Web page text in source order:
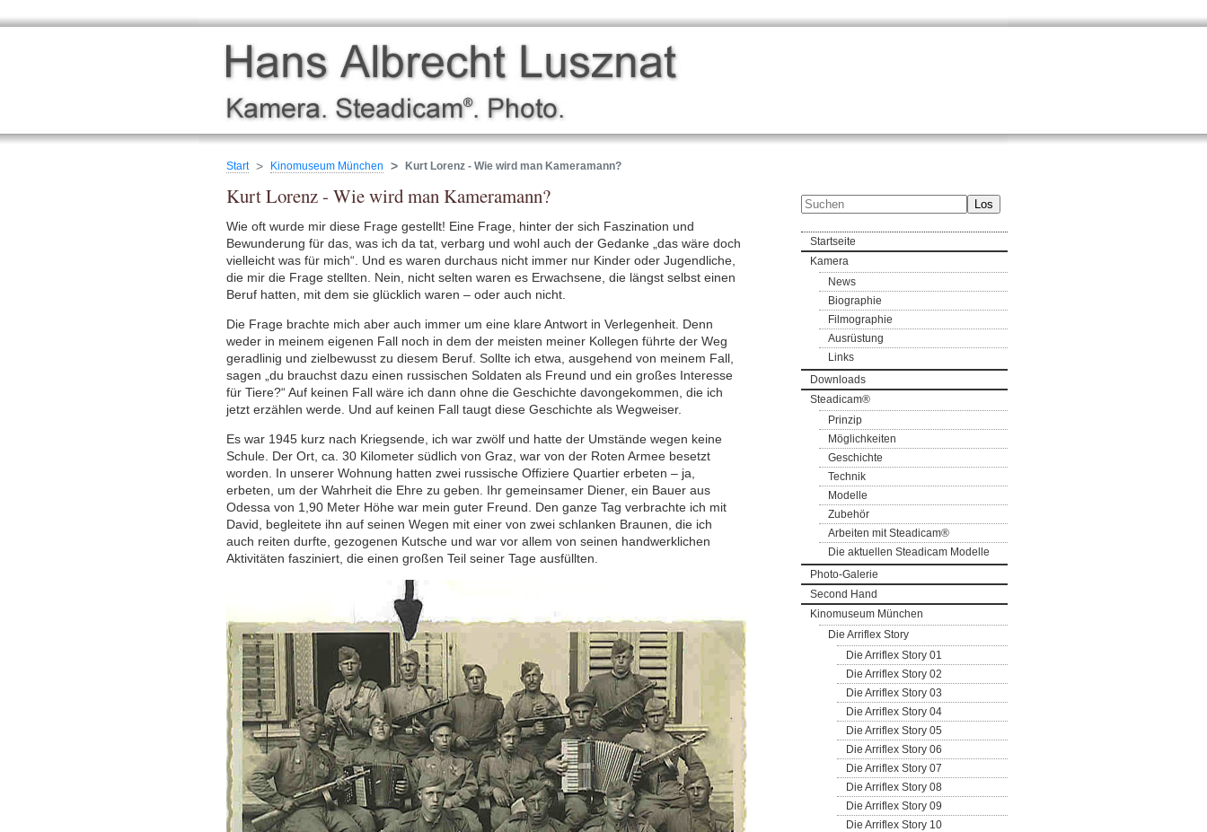
Start Kinomuseum München Kurt Lorenz - Wie wird man Kameramann?
Kurt Lorenz - Wie wird man Kameramann?
Wie oft wurde mir diese Frage gestellt! Eine Frage, hinter der sich Faszination und
Bewunderung für das, was ich da tat, verbarg und wohl auch der Gedanke „das wäre doch
vielleicht was für mich“. Und es waren durchaus nicht immer nur Kinder oder Jugendliche,
die mir die Frage stellten. Nein, nicht selten waren es Erwachsene, die längst selbst einen
Beruf hatten, mit dem sie glücklich waren – oder auch nicht.
Die Frage brachte mich aber auch immer um eine klare Antwort in Verlegenheit. Denn
weder in meinem eigenen Fall noch in dem der meisten meiner Kollegen führte der Weg
geradlinig und zielbewusst zu diesem Beruf. Sollte ich etwa, ausgehend von meinem Fall,
sagen „du brauchst dazu einen russischen Soldaten als Freund und ein großes Interesse
für Tiere?“ Auf keinen Fall wäre ich dann ohne die Geschichte davongekommen, die ich
jetzt erzählen werde. Und auf keinen Fall taugt diese Geschichte als Wegweiser.
Es war 1945 kurz nach Kriegsende, ich war zwölf und hatte der Umstände wegen keine
Schule. Der Ort, ca. 30 Kilometer südlich von Graz, war von der Roten Armee besetzt
worden. In unserer Wohnung hatten zwei russische Offiziere Quartier erbeten – ja,
erbeten, um der Wahrheit die Ehre zu geben. Ihr gemeinsamer Diener, ein Bauer aus
Odessa von 1,90 Meter Höhe war mein guter Freund. Den ganze Tag verbrachte ich mit
David, begleitete ihn auf seinen Wegen mit einer von zwei schlanken Braunen, die ich
auch reiten durfte, gezogenen Kutsche und war vor allem von seinen handwerklichen
Aktivitäten fasziniert, die einen großen Teil seiner Tage ausfüllten.
Los
Startseite
Kamera
News
Biographie
Filmographie
Ausrüstung
Links
Downloads
Steadicam®
Prinzip
Möglichkeiten
Geschichte
Technik
Modelle
Zubehör
Arbeiten mit Steadicam®
Die aktuellen Steadicam Modelle
Photo-Galerie
Second Hand
Kinomuseum München
Die Arriflex Story
Die Arriflex Story 01
Die Arriflex Story 02
Die Arriflex Story 03
Die Arriflex Story 04
Die Arriflex Story 05
Die Arriflex Story 06
Die Arriflex Story 07
Die Arriflex Story 08
Die Arriflex Story 09
Die Arriflex Story 10